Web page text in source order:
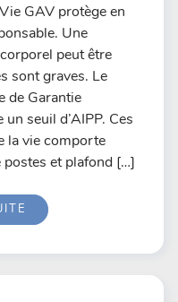
GAV protège en
Une
peut être
sont graves. Le
de Garantie
seuil d’AIPP. Ces
la vie comporte
postes et plafond […]